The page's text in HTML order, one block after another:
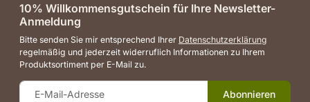
10% Willkommensgutschein für Ihre Newsletter-
Anmeldung
Bitte senden Sie mir entsprechend Ihrer Datenschutzerklärung
regelmäßig und jederzeit widerruflich Informationen zu Ihrem
Produktsortiment per E-Mail zu.
Abonnieren